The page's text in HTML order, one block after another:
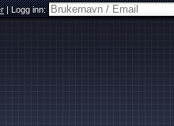
|Logg inn: